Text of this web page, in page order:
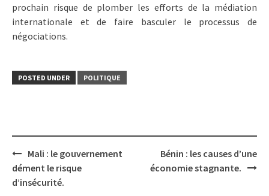
prochain risque de plomber les efforts de la médiation
internationale et de faire basculer le processus de
négociations.
POSTED UNDER POLITIQUE
Post
navigation
Mali : le gouvernement
dément le risque
d’insécurité.
Bénin : les causes d’une
économie stagnante.